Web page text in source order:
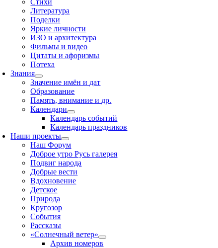
Стихи
Литература
Поделки
Яркие личности
ИЗО и архитектура
Фильмы и видео
Цитаты и афоризмы
Потеха
Знания
Значение имён и дат
Образование
Память, внимание и др.
Календари
Календарь событий
Календарь праздников
Наши проекты
Наш Форум
Доброе утро Русь галерея
Подвиг народа
Добрые вести
Вдохновение
Детское
Природа
Кругозор
События
Рассказы
«Солнечный ветер»
Архив номеров